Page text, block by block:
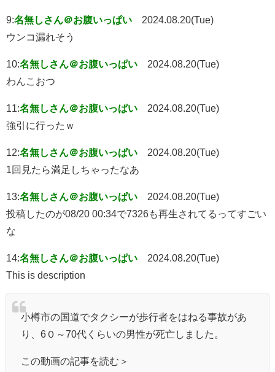
9:名無しさん＠お腹いっぱい
2024.08.20(Tue)
ウンコ漏れそう
10:名無しさん＠お腹いっぱい
2024.08.20(Tue)
わんこおつ
11:名無しさん＠お腹いっぱい
2024.08.20(Tue)
強引に行ったｗ
12:名無しさん＠お腹いっぱい
2024.08.20(Tue)
1回見たら満足しちゃったなあ
13:名無しさん＠お腹いっぱい
2024.08.20(Tue)
投稿したのが08/20 00:34で7326も再生されてるってすごい
な
14:名無しさん＠お腹いっぱい
2024.08.20(Tue)
This is description
小樽市の国道でタクシーが歩行者をはねる事故があ
り、6０～70代くらいの男性が死亡しました。
この動画の記事を読む＞